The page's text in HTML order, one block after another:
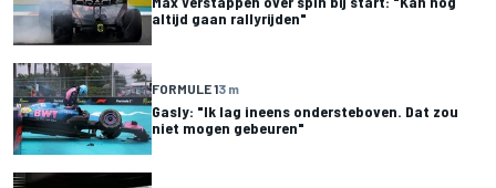
altijd gaan rallyrijden"
FORMULE 13 m
Gasly: "Ik lag ineens ondersteboven. Dat zou
niet mogen gebeuren"